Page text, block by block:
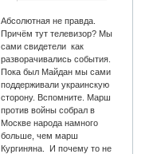
Абсолютная не правда.
Причём тут телевизор? Мы
сами свидетели как
разворачивались события.
Пока был Майдан мы сами
поддерживали украинскую
сторону. Вспомните. Марш
против войны собрал в
Москве народа намного
больше, чем марш
Кургиняна. И почему то не